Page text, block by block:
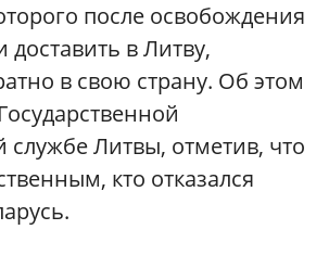
после освобождения
в Литву,
в свою страну. Об этом
службе Литвы, отметив, что
кто отказался